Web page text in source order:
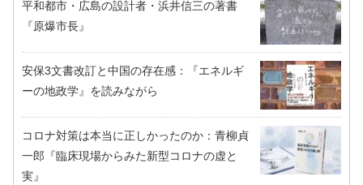
平和都市・広島の設計者・浜井信三の著書
『原爆市長』
安保3文書改訂と中国の存在感：『エネルギ
ーの地政学』を読みながら
コロナ対策は本当に正しかったのか：青柳貞
一郎『臨床現場からみた新型コロナの虚と
実』